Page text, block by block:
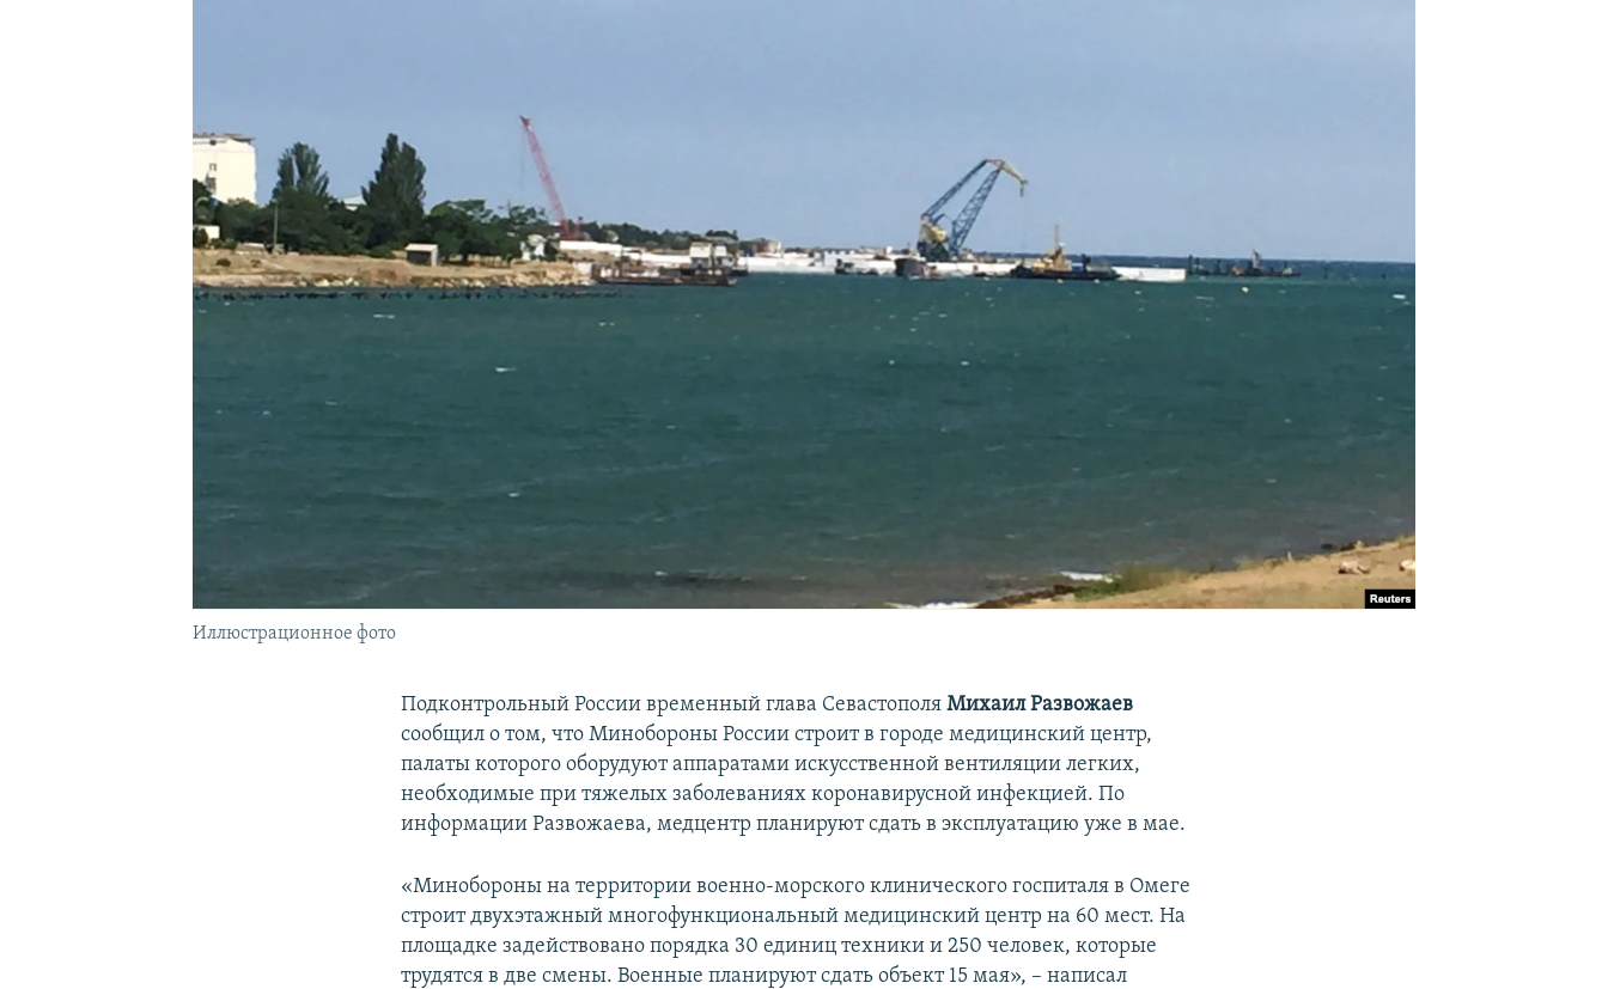
УКРАИНСКАЯ ПРОБЛЕМА КРЫМА
Иллюстрационное фото
Подконтрольный России временный глава СевастополяМихаил Развожаев
сообщил о том, что Минобороны России строит в городе медицинский центр,
палаты которого оборудуют аппаратами искусственной вентиляции легких,
необходимые при тяжелых заболеваниях коронавирусной инфекцией. По
информации Развожаева, медцентр планируют сдать в эксплуатацию уже в мае.
«Минобороны на территории военно-морского клинического госпиталя в Омеге
строит двухэтажный многофункциональный медицинский центр на 60 мест. На
площадке задействовано порядка 30 единиц техники и 250 человек, которые
трудятся в две смены. Военные планируют сдать объект 15 мая», – написал